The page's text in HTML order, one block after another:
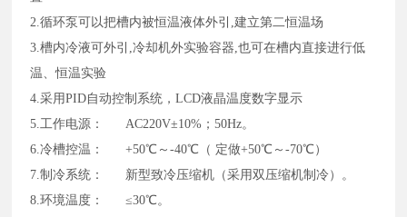
2.循环泵可以把槽内被恒温液体外引 ,建立第二恒温场
3.槽内冷液可外引 ,冷却机外实验容器,也可在槽内直接进行低
温、恒温实验
4.采用PID自动控制系统，LCD液晶温度数字显示
5.工作电源：
AC220V±10%；50Hz。
6.冷槽控温：
+50℃～-40℃（ 定做+50℃～-70℃）
7.制冷系统：
新型致冷压缩机（采用双压缩机制冷）。
8.环境温度：
≤30℃。